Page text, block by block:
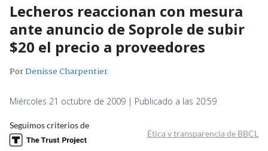
Lecheros reaccionan con mesura
ante anuncio de Soprole de subir
$20 el precio a proveedores
PorDenisse Charpentier
Miércoles 21 octubre de 2009 | Publicado a las 20:59
Seguimos criterios de
Ética y transparencia de BBCL